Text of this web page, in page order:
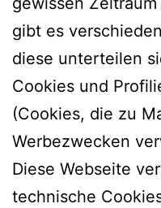
gibt es
diese unterteilen
Cookies und
(Cookies, die zu
Werbezwecken
Diese Webseite
technische